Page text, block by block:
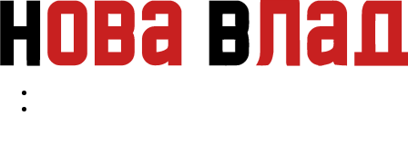
Перейти к основному содержанию